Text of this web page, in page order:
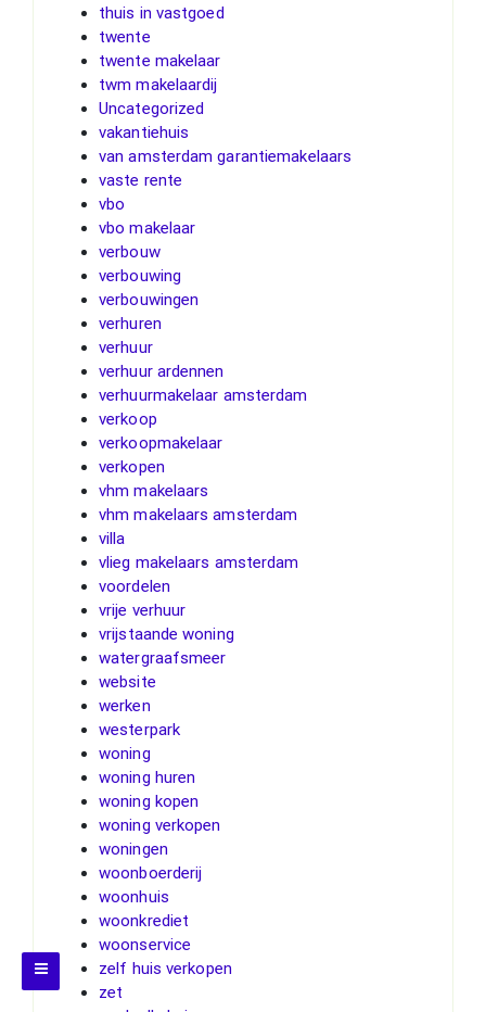
thuis in vastgoed
twente
twente makelaar
twm makelaardij
Uncategorized
vakantiehuis
van amsterdam garantiemakelaars
vaste rente
vbo
vbo makelaar
verbouw
verbouwing
verbouwingen
verhuren
verhuur
verhuur ardennen
verhuurmakelaar amsterdam
verkoop
verkoopmakelaar
verkopen
vhm makelaars
vhm makelaars amsterdam
villa
vlieg makelaars amsterdam
voordelen
vrije verhuur
vrijstaande woning
watergraafsmeer
website
werken
westerpark
woning
woning huren
woning kopen
woning verkopen
woningen
woonboerderij
woonhuis
woonkrediet
woonservice
zelf huis verkopen
zet